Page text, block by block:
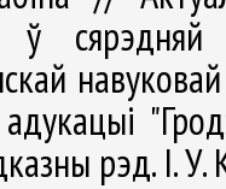
ў
рэд. І.